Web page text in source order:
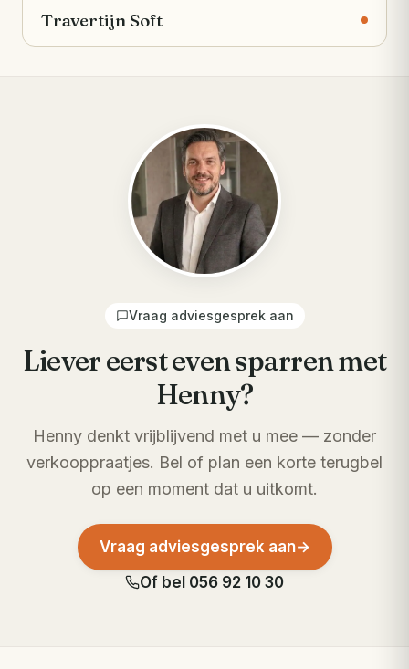
Travertijn Soft
Vraag adviesgesprek aan
Liever eerst even sparren met
Henny?
Henny denkt vrijblijvend met u mee — zonder
verkooppraatjes. Bel of plan een korte terugbel
op een moment dat u uitkomt.
Vraag adviesgesprek aan→
Of bel 056 92 10 30